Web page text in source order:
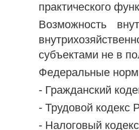
практического
Возможность
субъектами не в
Федеральные
- Гражданский
- Трудовой кодекс
- Налоговый